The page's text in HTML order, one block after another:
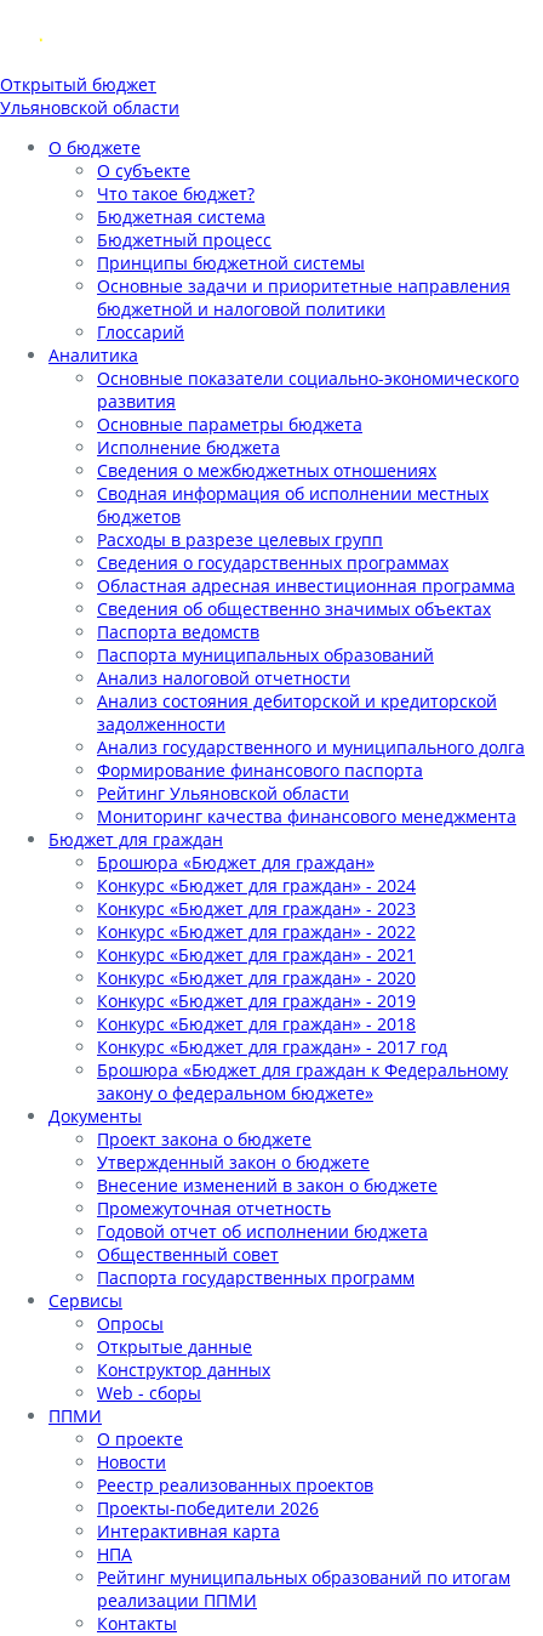
Открытый бюджет
Ульяновской области
О бюджете
О субъекте
Что такое бюджет?
Бюджетная система
Бюджетный процесс
Принципы бюджетной системы
Основные задачи и приоритетные направления
бюджетной и налоговой политики
Глоссарий
Аналитика
Основные показатели социально-экономического
развития
Основные параметры бюджета
Исполнение бюджета
Сведения о межбюджетных отношениях
Сводная информация об исполнении местных
бюджетов
Расходы в разрезе целевых групп
Сведения о государственных программах
Областная адресная инвестиционная программа
Сведения об общественно значимых объектах
Паспорта ведомств
Паспорта муниципальных образований
Анализ налоговой отчетности
Анализ состояния дебиторской и кредиторской
задолженности
Анализ государственного и муниципального долга
Формирование финансового паспорта
Рейтинг Ульяновской области
Мониторинг качества финансового менеджмента
Бюджет для граждан
Брошюра «Бюджет для граждан»
Конкурс «Бюджет для граждан» - 2024
Конкурс «Бюджет для граждан» - 2023
Конкурс «Бюджет для граждан» - 2022
Конкурс «Бюджет для граждан» - 2021
Конкурс «Бюджет для граждан» - 2020
Конкурс «Бюджет для граждан» - 2019
Конкурс «Бюджет для граждан» - 2018
Конкурс «Бюджет для граждан» - 2017 год
Брошюра «Бюджет для граждан к Федеральному
закону о федеральном бюджете»
Документы
Проект закона о бюджете
Утвержденный закон о бюджете
Внесение изменений в закон о бюджете
Промежуточная отчетность
Годовой отчет об исполнении бюджета
Общественный совет
Паспорта государственных программ
Сервисы
Опросы
Открытые данные
Конструктор данных
Web - сборы
ППМИ
О проекте
Новости
Реестр реализованных проектов
Проекты-победители 2026
Интерактивная карта
НПА
Рейтинг муниципальных образований по итогам
реализации ППМИ
Контакты